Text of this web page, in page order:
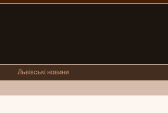
Львівські новини